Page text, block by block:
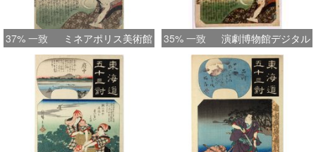
37% 一致 ミネアポリス美術館 35% 一致 演劇博物館デジタル